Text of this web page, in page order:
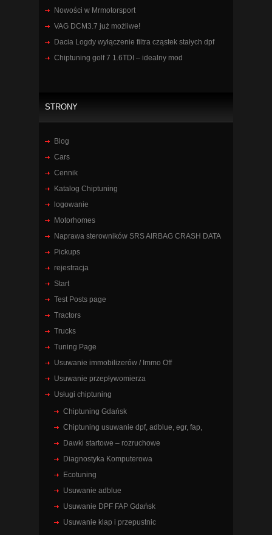
Nowości w Mrmotorsport
VAG DCM3.7 już możliwe!
Dacia Logdy wyłączenie filtra cząstek stałych dpf
Chiptuning golf 7 1.6TDI – idealny mod
STRONY
Blog
Cars
Cennik
Katalog Chiptuning
logowanie
Motorhomes
Naprawa sterowników SRS AIRBAG CRASH DATA
Pickups
rejestracja
Start
Test Posts page
Tractors
Trucks
Tuning Page
Usuwanie immobilizerów / Immo Off
Usuwanie przepływomierza
Usługi chiptuning
Chiptuning Gdańsk
Chiptuning usuwanie dpf, adblue, egr, fap,
Dawki startowe – rozruchowe
Diagnostyka Komputerowa
Ecotuning
Usuwanie adblue
Usuwanie DPF FAP Gdańsk
Usuwanie klap i przepustnic